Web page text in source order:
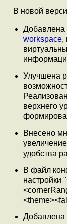
В новой
Добавлена
workspace,
Улучшена
верхнего
Внесено
удобства
В файл
настройки
Добавлена